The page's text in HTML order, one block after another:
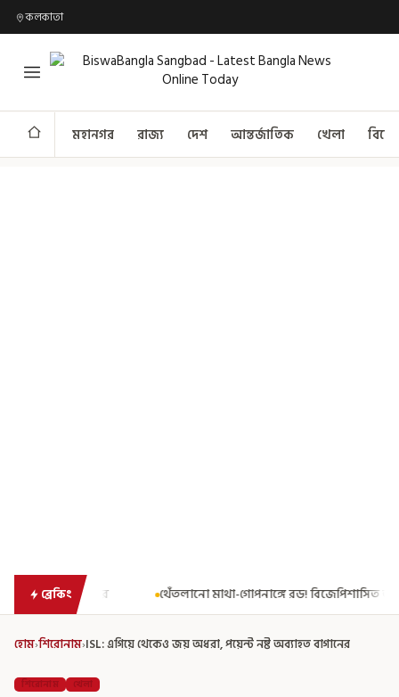
কলকাতা
মহানগর রাজ্য দেশ আন্তর্জাতিক খেলা
ব্রেকিং
থেঁতলানো মাথা-গোপনাঙ্গে রড! বিজেপিশাসিত অসমে নাবালিকার নৃশংস
হোম›শিরোনাম›ISL: এগিয়ে থেকেও জয় অধরা, পয়েন্ট নষ্ট অব্যাহত বাগানের
শিরোনাম খেলা